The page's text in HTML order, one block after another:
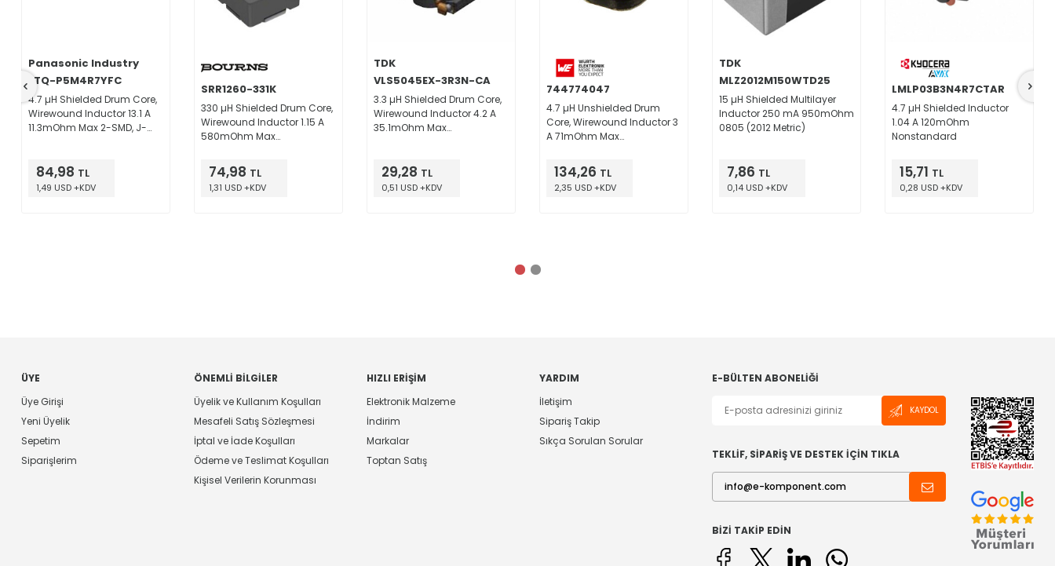
Panasonic Industry
ETQ-P5M4R7YFC
4.7 µH Shielded Drum Core,
Wirewound Inductor 13.1 A
11.3mOhm Max 2-SMD, J-
84,98 TL
1,49 USD +KDV
SRR1260-331K
330 µH Shielded Drum Core,
Wirewound Inductor 1.15 A
580mOhm Max
74,98 TL
1,31 USD +KDV
TDK
VLS5045EX-3R3N-CA
3.3 µH Shielded Drum Core,
Wirewound Inductor 4.2 A
35.1mOhm Max
29,28 TL
0,51 USD +KDV
744774047
4.7 µH Unshielded Drum
Core, Wirewound Inductor 3
A 71mOhm Max
134,26 TL
2,35 USD +KDV
TDK
MLZ2012M150WTD25
15 µH Shielded Multilayer
Inductor 250 mA 950mOhm
0805 (2012 Metric)
7,86 TL
0,14 USD +KDV
LMLP03B3N4R7CTAR
4.7 µH Shielded Inductor
1.04 A 120mOhm
Nonstandard
15,71 TL
0,28 USD +KDV
ÜYE
Üye Girişi
Yeni Üyelik
Sepetim
Siparişlerim
ÖNEMLI BILGILER
Üyelik ve Kullanım Koşulları
Mesafeli Satış Sözleşmesi
İptal ve İade Koşulları
Ödeme ve Teslimat Koşulları
Kişisel Verilerin Korunması
HIZLI ERIŞIM
Elektronik Malzeme
İndirim
Markalar
Toptan Satış
YARDIM
İletişim
Sipariş Takip
Sıkça Sorulan Sorular
E-BÜLTEN ABONELIĞI
KAYDOL
TEKLİF, SİPARİŞ VE DESTEK İÇİN TIKLA
BIZI TAKIP EDIN